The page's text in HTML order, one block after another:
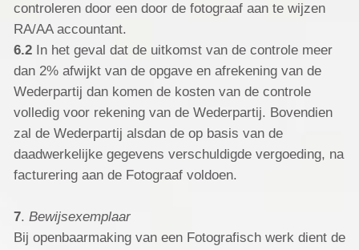
controleren door een door de fotograaf aan te wijzen
RA/AA accountant.
6.2In het geval dat de uitkomst van de controle meer
dan 2% afwijkt van de opgave en afrekening van de
Wederpartij dan komen de kosten van de controle
volledig voor rekening van de Wederpartij. Bovendien
zal de Wederpartij alsdan de op basis van de
daadwerkelijke gegevens verschuldigde vergoeding, na
facturering aan de Fotograaf voldoen.
7. Bewijsexemplaar
Bij openbaarmaking van een Fotografisch werk dient de